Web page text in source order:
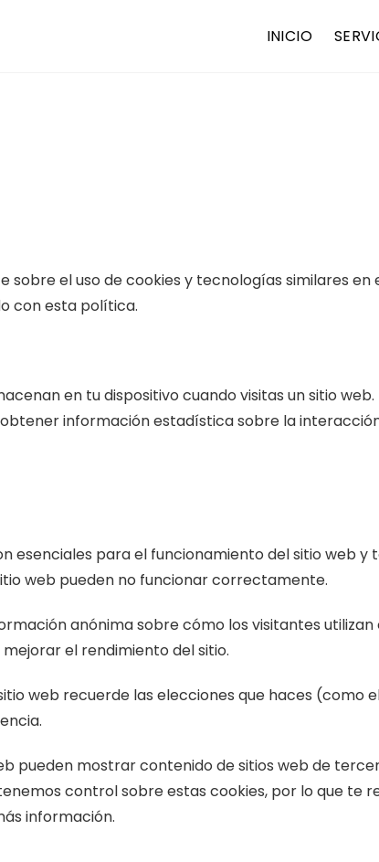
INICIO
el uso de cookies y tecnologías similares en
con esta política.
en tu dispositivo cuando visitas un sitio
información estadística sobre la
esenciales para el funcionamiento del sitio web
web pueden no funcionar correctamente.
anónima sobre cómo los visitantes
el rendimiento del sitio.
web recuerde las elecciones que haces (como
pueden mostrar contenido de sitios web de
control sobre estas cookies, por lo que
información.